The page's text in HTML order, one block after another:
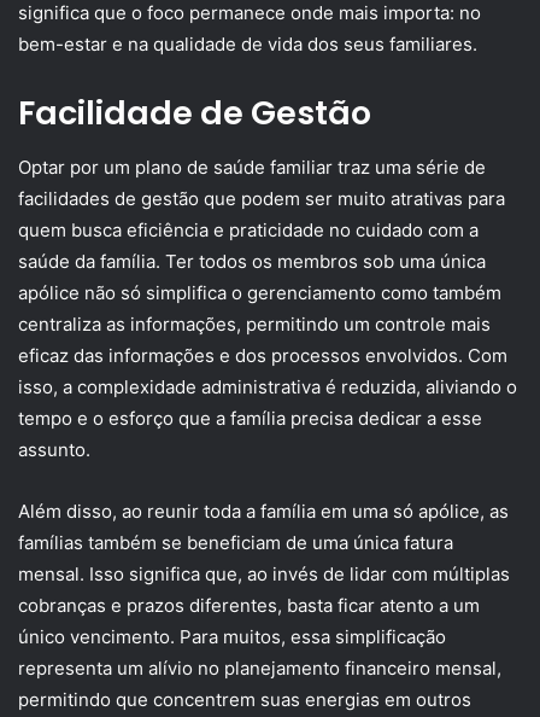
significa que o foco permanece onde mais importa: no
bem-estar e na qualidade de vida dos seus familiares.
Facilidade de Gestão
Optar por um plano de saúde familiar traz uma série de
facilidades de gestão que podem ser muito atrativas para
quem busca eficiência e praticidade no cuidado com a
saúde da família. Ter todos os membros sob uma única
apólice não só simplifica o gerenciamento como também
centraliza as informações, permitindo um controle mais
eficaz das informações e dos processos envolvidos. Com
isso, a complexidade administrativa é reduzida, aliviando o
tempo e o esforço que a família precisa dedicar a esse
assunto.
Além disso, ao reunir toda a família em uma só apólice, as
famílias também se beneficiam de uma única fatura
mensal. Isso significa que, ao invés de lidar com múltiplas
cobranças e prazos diferentes, basta ficar atento a um
único vencimento. Para muitos, essa simplificação
representa um alívio no planejamento financeiro mensal,
permitindo que concentrem suas energias em outros